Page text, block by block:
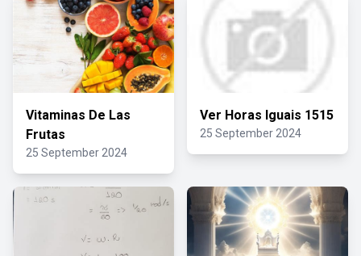
Vitaminas De Las
Frutas
25 September 2024
Ver Horas Iguais 1515
25 September 2024